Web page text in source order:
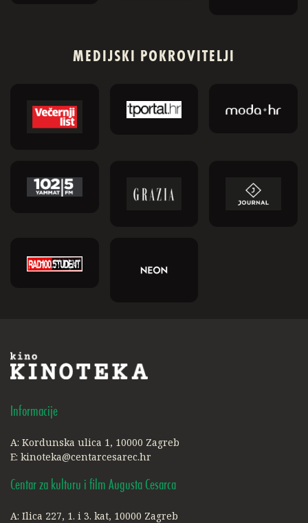
MEDIJSKI POKROVITELJI
Informacije
A: Kordunska ulica 1, 10000 Zagreb
E: kinoteka@centarcesarec.hr
Centar za kulturu i film Augusta Cesarca
A: Ilica 227, 1. i 3. kat, 10000 Zagreb